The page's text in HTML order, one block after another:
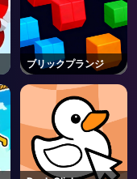
ブリックプランジ